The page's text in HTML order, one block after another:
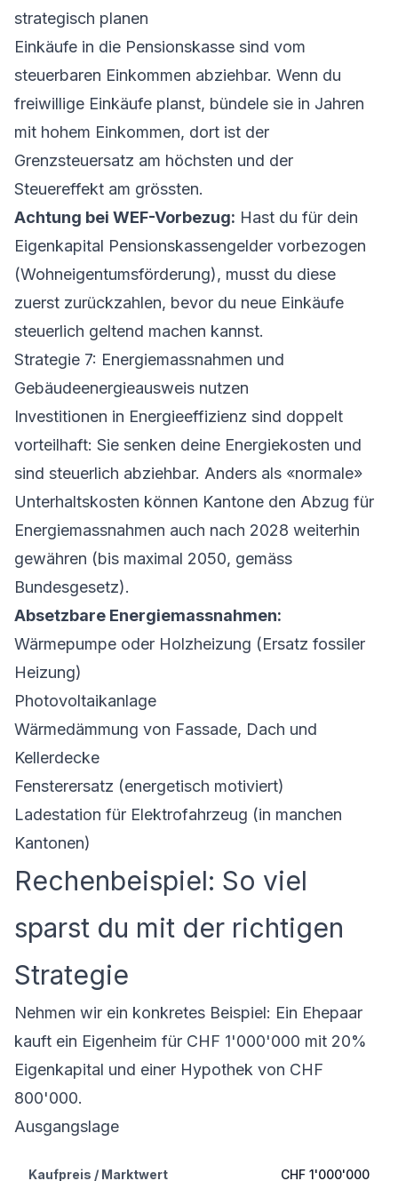
strategisch planen
Einkäufe in die Pensionskasse sind vom
steuerbaren Einkommen abziehbar. Wenn du
freiwillige Einkäufe planst, bündele sie in Jahren
mit hohem Einkommen, dort ist der
Grenzsteuersatz am höchsten und der
Steuereffekt am grössten.
Achtung bei WEF-Vorbezug: Hast du für dein
Eigenkapital Pensionskassengelder vorbezogen
(Wohneigentumsförderung), musst du diese
zuerst zurückzahlen, bevor du neue Einkäufe
steuerlich geltend machen kannst.
Strategie 7: Energiemassnahmen und
Gebäudeenergieausweis nutzen
Investitionen in Energieeffizienz sind doppelt
vorteilhaft: Sie senken deine Energiekosten und
sind steuerlich abziehbar. Anders als «normale»
Unterhaltskosten können Kantone den Abzug für
Energiemassnahmen auch nach 2028 weiterhin
gewähren (bis maximal 2050, gemäss
Bundesgesetz).
Absetzbare Energiemassnahmen:
Wärmepumpe oder Holzheizung (Ersatz fossiler
Heizung)
Photovoltaikanlage
Wärmedämmung von Fassade, Dach und
Kellerdecke
Fensterersatz (energetisch motiviert)
Ladestation für Elektrofahrzeug (in manchen
Kantonen)
Rechenbeispiel: So viel
sparst du mit der richtigen
Strategie
Nehmen wir ein konkretes Beispiel: Ein Ehepaar
kauft ein Eigenheim für CHF 1'000'000 mit 20%
Eigenkapital und einer Hypothek von CHF
800'000.
Ausgangslage
Kaufpreis / Marktwert CHF 1'000'000